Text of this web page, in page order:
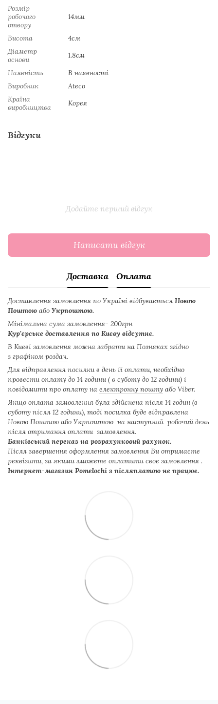
Розмір
робочого
отвору
14мм
Висота
4см
Діаметр
основи
1.8см
Наявність
В наявності
Виробник
Ateco
Країна
виробництва
Koрeя
Відгуки
Додайте перший відгук
Написати відгук
Доставка Оплата
Доставлення замовлення по Україні відбувається Новою
Поштою або Укрпоштою.
Мінімальна сума замовлення- 200грн
Кур'єрське доставлення по Києву відсутнє.
В Києві замовлення можна забрати на Позняках згідно
з графіком роздач.
Для відправлення посилки в день ії оплати, необхідно
провести оплату до 14 години ( в суботу до 12 години) і
повідомити про оплату на електронну пошту або Viber.
Якщо оплата замовлення була здійснена після 14 годин (в
суботу після 12 години), тоді посилка буде відправлена
Новою Поштою або Укрпоштою на наступний робочий день
після отримання оплати замовлення.
Банківський переказ на розрахунковий рахунок.
Після завершення оформлення замовлення Ви отримаєте
реквізити, за якими зможете оплатити своє замовлення .
Інтернет-магазин Pomelochi з післяплатою не працює.